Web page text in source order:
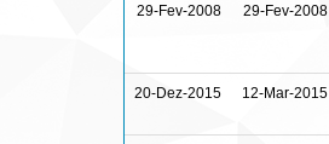
29-Fev-2008 29-Fev-2008
20-Dez-2015 12-Mar-2015